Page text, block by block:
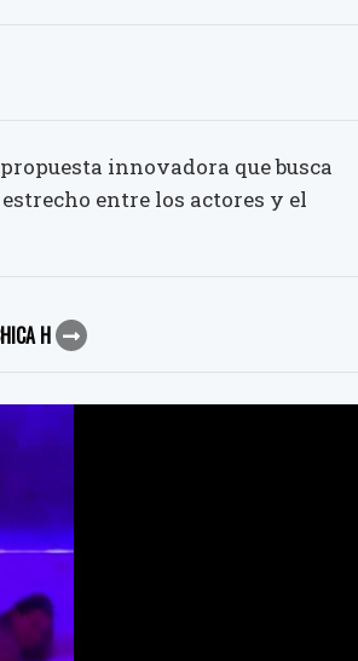
innovadora que busca
entre los actores y el
H